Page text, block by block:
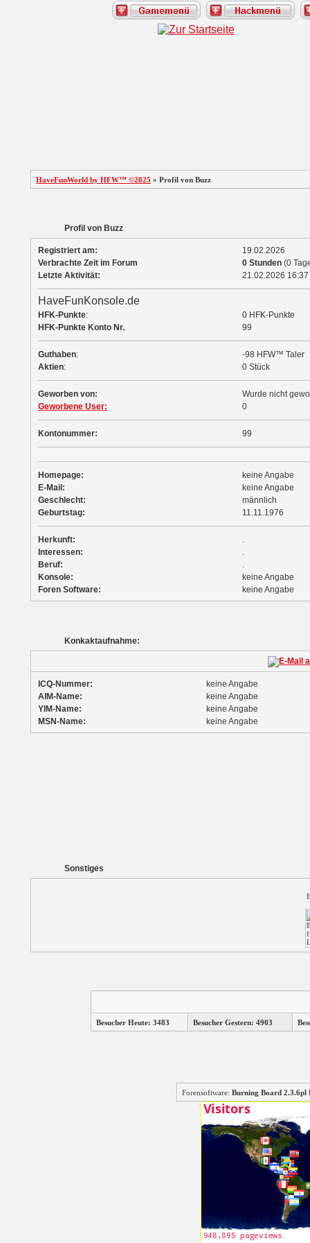
HaveFunWorld by HFW™ ©2025 » Profil von Buzz
Profil von Buzz
Registriert am:
19.02.2026
Verbrachte Zeit im Forum
0 Stunden (0
Letzte Aktivität:
21.02.2026 16:37
HaveFunKonsole.de
HFK-Punkte:
0 HFK-Punkte
HFK-Punkte Konto Nr.
99
Guthaben:
-98 HFW™ Taler
Aktien: 0 Stück
Geworben von:
Wurde nicht
Geworbene User:
0
Kontonummer: 99
Homepage:
keine Angabe
E-Mail:
keine Angabe
Geschlecht:
männlich
Geburtstag:
11.11.1976
Herkunft:
.
Interessen:
.
Beruf:
.
Konsole:
keine Angabe
Foren Software:
keine Angabe
Konkaktaufnahme:
ICQ-Nummer:
keine Angabe
AIM-Name:
keine Angabe
YIM-Name:
keine Angabe
MSN-Name:
keine Angabe
Sonstiges
Besucher Heute: 3483 Besucher Gestern: 4903
Forensoftware: Burning Board